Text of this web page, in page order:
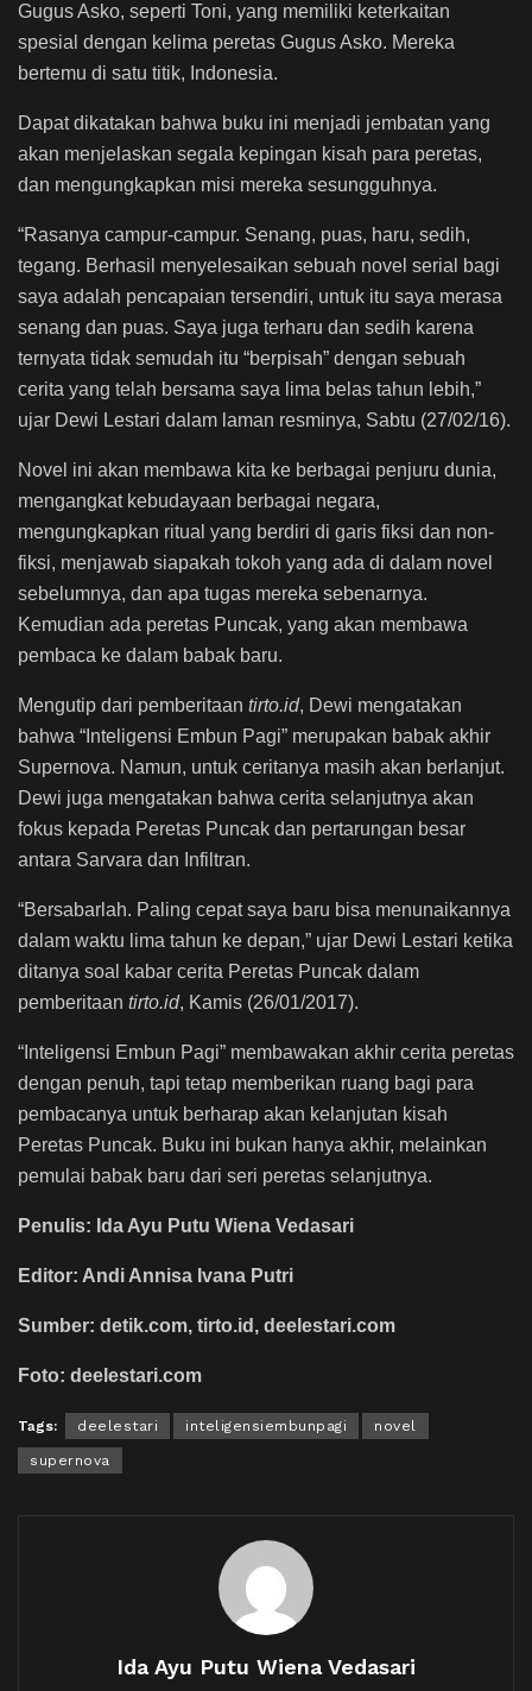
Gugus Asko, seperti Toni, yang memiliki keterkaitan
spesial dengan kelima peretas Gugus Asko. Mereka
bertemu di satu titik, Indonesia.
Dapat dikatakan bahwa buku ini menjadi jembatan yang
akan menjelaskan segala kepingan kisah para peretas,
dan mengungkapkan misi mereka sesungguhnya.
“Rasanya campur-campur. Senang, puas, haru, sedih,
tegang. Berhasil menyelesaikan sebuah novel serial bagi
saya adalah pencapaian tersendiri, untuk itu saya merasa
senang dan puas. Saya juga terharu dan sedih karena
ternyata tidak semudah itu “berpisah” dengan sebuah
cerita yang telah bersama saya lima belas tahun lebih,”
ujar Dewi Lestari dalam laman resminya, Sabtu (27/02/16).
Novel ini akan membawa kita ke berbagai penjuru dunia,
mengangkat kebudayaan berbagai negara,
mengungkapkan ritual yang berdiri di garis fiksi dan non-
fiksi, menjawab siapakah tokoh yang ada di dalam novel
sebelumnya, dan apa tugas mereka sebenarnya.
Kemudian ada peretas Puncak, yang akan membawa
pembaca ke dalam babak baru.
Mengutip dari pemberitaan tirto.id, Dewi mengatakan
bahwa “Inteligensi Embun Pagi” merupakan babak akhir
Supernova. Namun, untuk ceritanya masih akan berlanjut.
Dewi juga mengatakan bahwa cerita selanjutnya akan
fokus kepada Peretas Puncak dan pertarungan besar
antara Sarvara dan Infiltran.
“Bersabarlah. Paling cepat saya baru bisa menunaikannya
dalam waktu lima tahun ke depan,” ujar Dewi Lestari ketika
ditanya soal kabar cerita Peretas Puncak dalam
pemberitaan tirto.id, Kamis (26/01/2017).
“Inteligensi Embun Pagi” membawakan akhir cerita peretas
dengan penuh, tapi tetap memberikan ruang bagi para
pembacanya untuk berharap akan kelanjutan kisah
Peretas Puncak. Buku ini bukan hanya akhir, melainkan
pemulai babak baru dari seri peretas selanjutnya.
Penulis: Ida Ayu Putu Wiena Vedasari
Editor: Andi Annisa Ivana Putri
Sumber: detik.com, tirto.id, deelestari.com
Foto: deelestari.com
Tags: deelestari inteligensiembunpagi novel
supernova
Ida Ayu Putu Wiena Vedasari